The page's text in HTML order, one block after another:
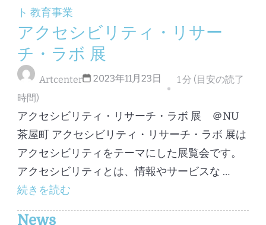
ト 教育事業
アクセシビリティ・リサー
チ・ラボ 展
Artcenter 2023年11月23日
1 分 (目安の読了
時間)
アクセシビリティ・リサーチ・ラボ 展 ＠NU
茶屋町 アクセシビリティ・リサーチ・ラボ 展は
アクセシビリティをテーマにした展覧会です。
アクセシビリティとは、情報やサービスな …
続きを読む
News